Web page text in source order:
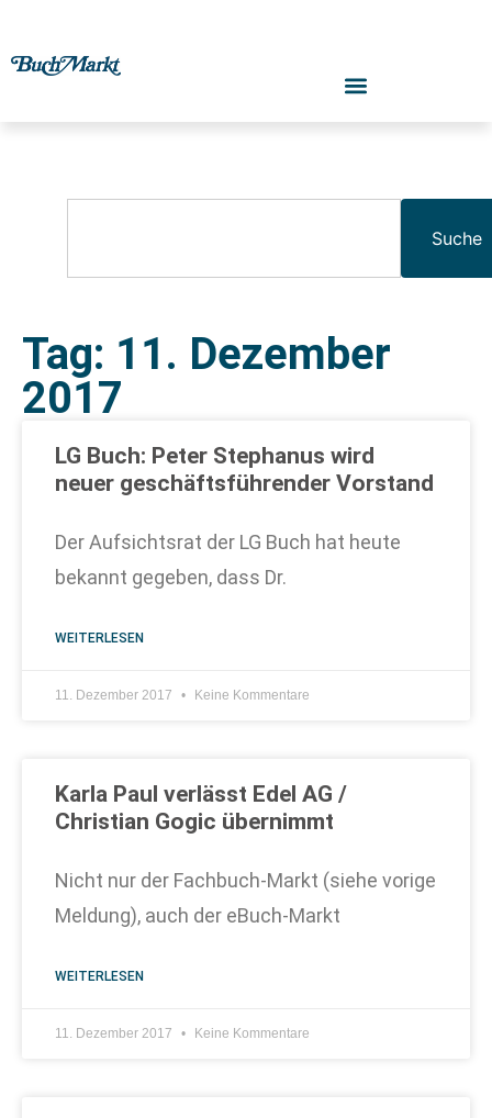
Suche
Tag: 11. Dezember
2017
LG Buch: Peter Stephanus wird
neuer geschäftsführender Vorstand
Der Aufsichtsrat der LG Buch hat heute
bekannt gegeben, dass Dr.
WEITERLESEN
11. Dezember 2017 Keine Kommentare
Karla Paul verlässt Edel AG /
Christian Gogic übernimmt
Nicht nur der Fachbuch-Markt (siehe vorige
Meldung), auch der eBuch-Markt
WEITERLESEN
11. Dezember 2017 Keine Kommentare